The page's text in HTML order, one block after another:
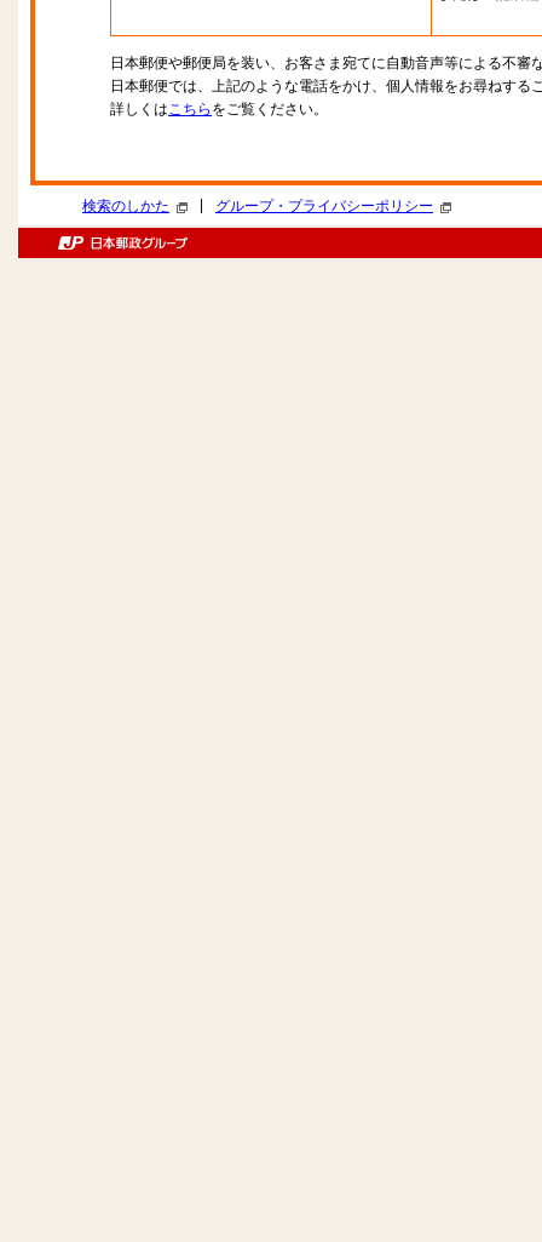
日本郵便や郵便局を装い、お客さま宛てに自動音声等による不審
日本郵便では、上記のような電話をかけ、個人情報をお尋ねする
詳しくはこちら をご覧ください。
検索のしかた グループ・プライバシーポリシー